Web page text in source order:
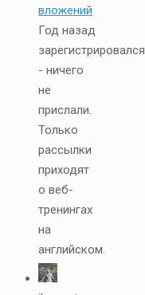
вложений
Год назад
зарегистрировался
- ничего
не
прислали.
Только
рассылки
приходят
о веб-
тренингах
на
английском.